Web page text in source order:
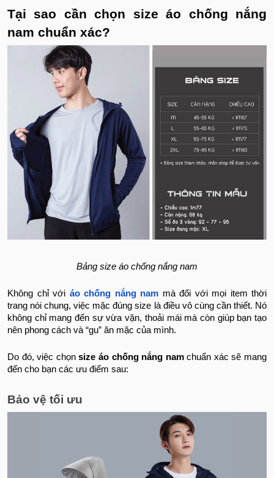
Tại sao cần chọn size áo chống nắng
nam chuẩn xác?
Bảng size áo chống nắng nam
Không chỉ với áo chống nắng nam mà đối với mọi item thời
trang nói chung, việc mặc đúng size là điều vô cùng cần thiết. Nó
không chỉ mang đến sự vừa vặn, thoải mái mà còn giúp bạn tạo
nên phong cách và “gu” ăn mặc của mình.
Do đó, việc chọnsize áo chống nắng namchuẩn xác sẽ mang
đến cho bạn các ưu điểm sau:
Bảo vệ tối ưu